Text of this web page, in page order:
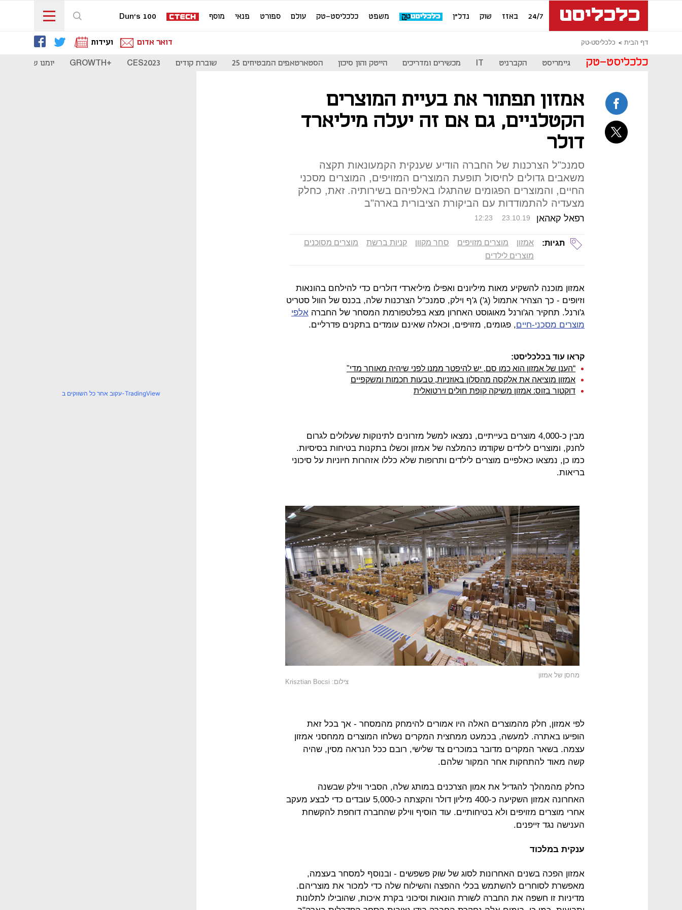
24/7 באזז שוק נדל"ן משפט כלכליסט-טק עולם ספורט פנאי מוסף Dun's 100
דף הבית כלכליסט-טק דואר אדום ועידות
כלכליסט-טק גיימריסט הקברניט IT מכשירים ומדריכים הייטק והון סיכון הסטארטאפים המבטיחים 25 שוברת קודים CES2023
+GROWTH יומנו של
אמזון תפתור את בעיית המוצרים
הקטלניים, גם אם זה יעלה מיליארד
דולר
סמנכ"ל הצרכנות של החברה הודיע שענקית הקמעונאות תקצה
משאבים גדולים לחיסול תופעת המוצרים המזויפים, המוצרים מסכני
החיים, והמוצרים הפגומים שהתגלו באלפיהם בשירותיה. זאת, כחלק
מצעדיה להתמודדות עם הביקורת הציבורית בארה"ב
רפאל קאהאן 12:23 23.10.19
תגיות: אמזון מוצרים מזויפים סחר מקוון קניות ברשת
מוצרים מסוכנים
מוצרים לילדים
אמזון מוכנה להשקיע מאות מיליונים ואפילו מיליארדי דולרים כדי להילחם בהונאות
וזיופים - כך הצהיר אתמול (ג') ג'ף וילק, סמנכ''ל הצרכנות שלה, בכנס של הוול סטריט
ג'ורנל. תחקיר הג'ורנל מאוגוסט האחרון מצא בפלטפורמת המסחר של החברה אלפי
מוצרים מסכני-חיים, פגומים, מזויפים, וכאלה שאינם עומדים בתקנים פדרליים.
קראו עוד בכלכליסט:
“הענן של אמזון הוא כמו סם, יש להיפטר ממנו לפני שיהיה מאוחר מדי"
אמזון מוציאה את אלקסה מהסלון באוזניות, טבעות חכמות ומשקפיים
דוקטור בזוס: אמזון משיקה קופת חולים וירטואלית
מבין כ-4,000 מוצרים בעייתיים, נמצאו למשל מזרונים לתינוקות שעלולים לגרום
לחנק, ומוצרים לילדים שקודמו כהמלצה של אמזון וכשלו בתקנות בטיחות בסיסיות.
כמו כן, נמצאו כאלפיים מוצרים לילדים ותרופות שלא כללו אזהרות חיוניות על סיכוני
בריאות.
מחסן של אמזון
צילום: Krisztian Bocsi
לפי אמזון, חלק מהמוצרים האלה היו אמורים להימחק מהמסחר - אך בכל זאת
הופיעו באתרה. למעשה, בכמעט ממחצית המקרים נשלחו המוצרים ממחסני אמזון
עצמה. בשאר המקרים מדובר במוכרים צד שלישי, רובם ככל הנראה מסין, שהיה
קשה מאוד להתחקות אחר המקור שלהם.
כחלק מהמהלך להגדיל את אמון הצרכנים במותג שלה, הסביר ווילק שבשנה
האחרונה אמזון השקיעה כ-400 מיליון דולר והקצתה כ-5,000 עובדים כדי לבצע מעקב
אחרי מוצרים מזויפים ולא בטיחותיים. עוד הוסיף ווילק שהחברה דוחפת להקשחת
הענישה נגד זייפנים.
ענקית במלכוד
אמזון הפכה בשנים האחרונות לסוג של שוק פשפשים - ובנוסף למסחר בעצמה,
מאפשרת לסוחרים להשתמש בכלי ההפצה והשילוח שלה כדי למכור את מוצריהם.
מדיניות זו חשפה את החברה לשורת הונאות וסיכוני בקרת איכות, שהובילו לתלונות
עקוב אחר כל השווקים ב-TradingView